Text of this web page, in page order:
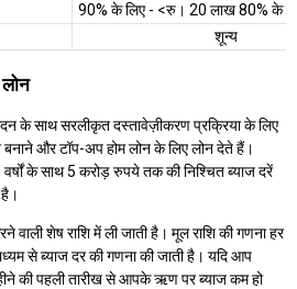
90% के लिए - <रु। 20 लाख 80% के
शून्य
के साथ सरलीकृत दस्तावेज़ीकरण प्रक्रिया के लिए
बनाने और टॉप-अप होम लोन के लिए लोन देते हैं।
के साथ 5 करोड़ रुपये तक की निश्चित ब्याज दरें
वाली शेष राशि में ली जाती है। मूल राशि की गणना हर
से ब्याज दर की गणना की जाती है। यदि आप
की पहली तारीख से आपके ऋण पर ब्याज कम हो